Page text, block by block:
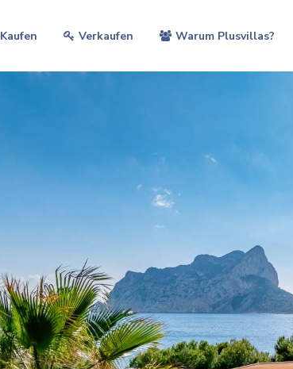
Kaufen Verkaufen Warum Plusvillas?